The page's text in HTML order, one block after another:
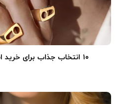
۱۰ انتخاب جذاب برای خرید انگشتر طلا